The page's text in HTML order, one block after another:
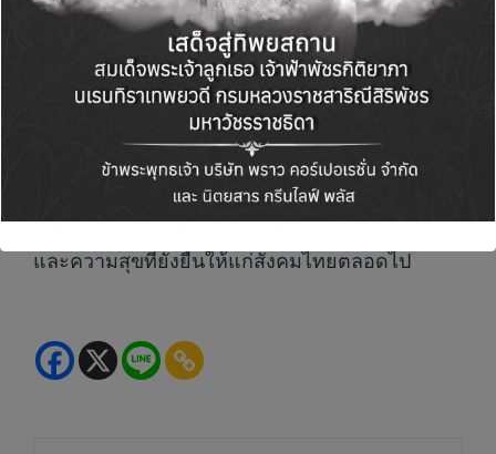
หมุนเวียน (Circular Economy) อย่างเป็นรูปธรรม
ควบคู่กับการเติบโตของธุรกิจสีเขียวที่ช่วยลดการ
ปล่อยก๊าซเรือนกระจกและมุ่งสู่เป้าหมาย Zero
Waste ภาพความสำเร็จทั้งหมดนี้จึงกลายเป็น
เครื่องยืนยันที่ชัดเจนว่า TRK Group คือผู้นำตัว
จริงที่พร้อมขับเคลื่อนเศรษฐกิจให้เติบโตอย่าง
แข็งแกร่ง ควบคู่ไปกับการส่งมอบสิ่งแวดล้อมที่ดี
และความสุขที่ยั่งยืนให้แก่สังคมไทยตลอดไป